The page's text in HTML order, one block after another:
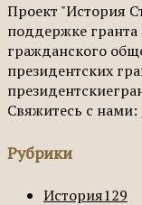
Проект "История
поддержке
гражданского
президентских
Свяжитесь с нами:
Рубрики
История129